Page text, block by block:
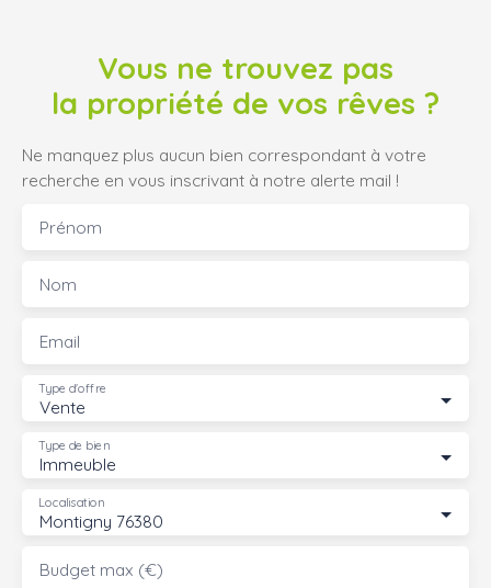
Vous ne trouvez pas
la propriété de vos rêves ?
Ne manquez plus aucun bien correspondant à votre
recherche en vous inscrivant à notre alerte mail !
Prénom
Nom
Email
Vente
Type d'offre
Immeuble
Type de bien
Montigny 76380
Localisation
Budget max (€)